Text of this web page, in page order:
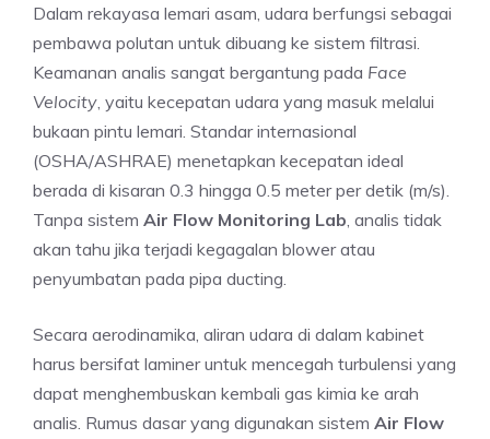
Dalam rekayasa lemari asam, udara berfungsi sebagai
pembawa polutan untuk dibuang ke sistem filtrasi.
Keamanan analis sangat bergantung pada Face
Velocity , yaitu kecepatan udara yang masuk melalui
bukaan pintu lemari. Standar internasional
(OSHA/ASHRAE) menetapkan kecepatan ideal
berada di kisaran 0.3 hingga 0.5 meter per detik (m/s).
Tanpa sistem Air Flow Monitoring Lab , analis tidak
akan tahu jika terjadi kegagalan blower atau
penyumbatan pada pipa ducting.
Secara aerodinamika, aliran udara di dalam kabinet
harus bersifat laminer untuk mencegah turbulensi yang
dapat menghembuskan kembali gas kimia ke arah
analis. Rumus dasar yang digunakan sistem Air Flow